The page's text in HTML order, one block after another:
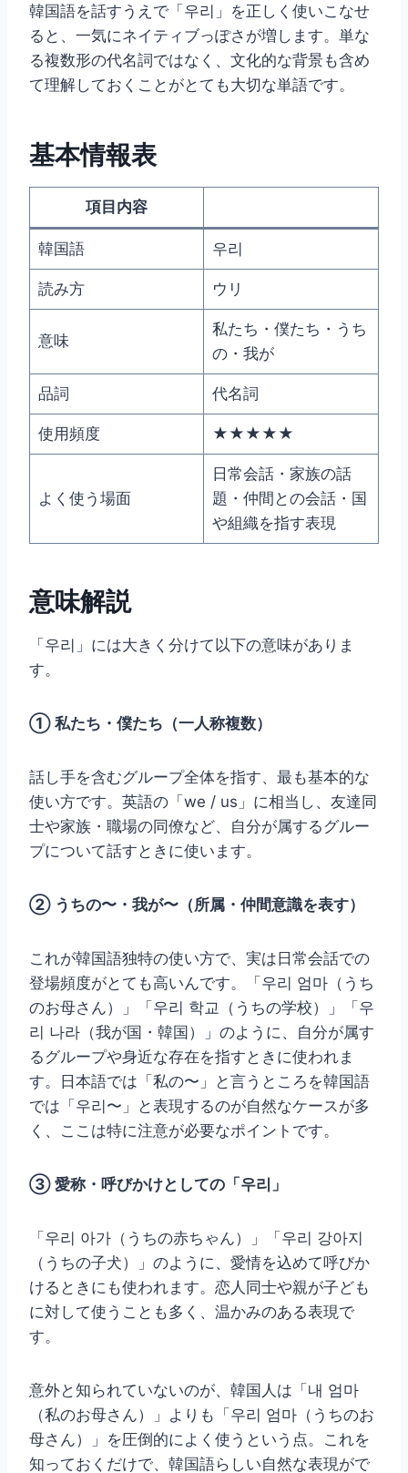
韓国語を話すうえで「우리」を正しく使いこなせ
ると、一気にネイティブっぽさが増します。単な
る複数形の代名詞ではなく、文化的な背景も含め
て理解しておくことがとても大切な単語です。
基本情報表
項目内容
韓国語 우리
読み方 ウリ
意味
私たち・僕たち・うち
の・我が
品詞 代名詞
使用頻度 ★★★★★
よく使う場面
日常会話・家族の話
題・仲間との会話・国
や組織を指す表現
意味解説
「우리」には大きく分けて以下の意味がありま
す。
① 私たち・僕たち（一人称複数）
話し手を含むグループ全体を指す、最も基本的な
使い方です。英語の「we / us」に相当し、友達同
士や家族・職場の同僚など、自分が属するグルー
プについて話すときに使います。
② うちの〜・我が〜（所属・仲間意識を表す）
これが韓国語独特の使い方で、実は日常会話での
登場頻度がとても高いんです。「우리 엄마（うち
のお母さん）」「우리 학교（うちの学校）」「우
리 나라（我が国・韓国）」のように、自分が属す
るグループや身近な存在を指すときに使われま
す。日本語では「私の〜」と言うところを韓国語
では「우리〜」と表現するのが自然なケースが多
く、ここは特に注意が必要なポイントです。
③ 愛称・呼びかけとしての「우리」
「우리 아가（うちの赤ちゃん）」「우리 강아지
（うちの子犬）」のように、愛情を込めて呼びか
けるときにも使われます。恋人同士や親が子ども
に対して使うことも多く、温かみのある表現で
す。
意外と知られていないのが、韓国人は「내 엄마
（私のお母さん）」よりも「우리 엄마（うちのお
母さん）」を圧倒的によく使うという点。これを
知っておくだけで、韓国語らしい自然な表現がで